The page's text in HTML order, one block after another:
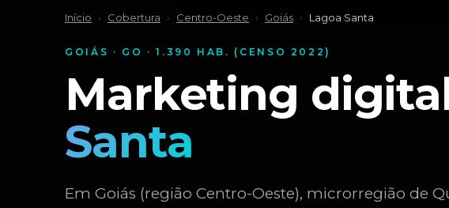
Início › Cobertura › Centro-Oeste › Goiás › Lagoa Santa
GOIÁS · GO · 1.390 HAB. (CENSO 2022)
Marketing
Santa
Em Goiás (região Centro-Oeste), microrregião de